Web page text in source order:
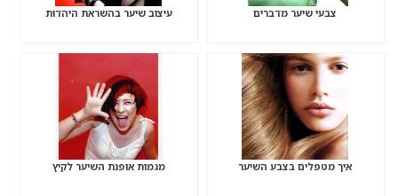
צבעי שיער מדברים עיצוב שיער בהשראת היהדות
איך מטפלים בצבע השיער מגמות אופנת השיער לקיץ